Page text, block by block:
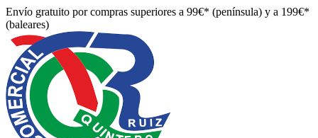
Envío gratuito por compras superiores a 99€* (península) y a 199€*
(baleares)